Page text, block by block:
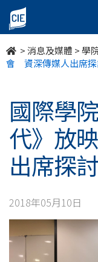
國
際
學
舉
辦
《記
錄
時
代》
>消息及媒體 >學
會 資深傳媒人出席探
國際學
代》放
出席探
2018年05月10日